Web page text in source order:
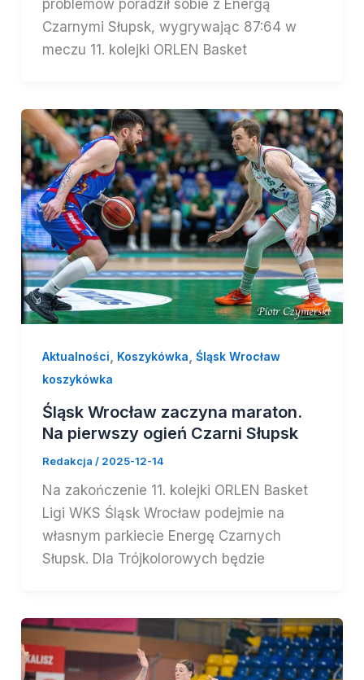
problemów poradził sobie z Energą
Czarnymi Słupsk, wygrywając 87:64 w
meczu 11. kolejki ORLEN Basket
Aktualności, Koszykówka, Śląsk Wrocław
koszykówka
Śląsk Wrocław zaczyna maraton.
Na pierwszy ogień Czarni Słupsk
Redakcja / 2025-12-14
Na zakończenie 11. kolejki ORLEN Basket
Ligi WKS Śląsk Wrocław podejmie na
własnym parkiecie Energę Czarnych
Słupsk. Dla Trójkolorowych będzie